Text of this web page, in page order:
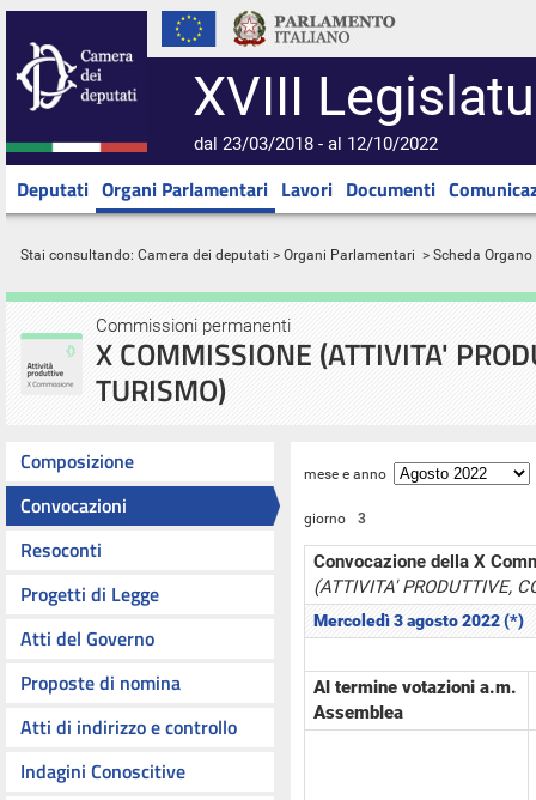
XVIII
dal 23/03/2018 - al 12/10/2022
Deputati Organi Parlamentari Lavori Documenti
Stai consultando: Camera dei deputati > Organi Parlamentari > Scheda Organo
Commissioni permanenti
X COMMISSIONE (ATTIVITA'
TURISMO)
Composizione
Convocazioni
Resoconti
Progetti di Legge
Atti del Governo
Proposte di nomina
Atti di indirizzo e controllo
Indagini Conoscitive
mese e anno
giorno 3
Convocazione della X
(ATTIVITA' PRODUTTIVE,
Mercoledì 3 agosto 2022 (*)
Al termine votazioni a.m.
Assemblea